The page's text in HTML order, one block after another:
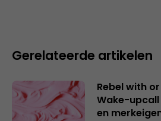
Gerelateerde artikelen
Rebel with
Wake-
en